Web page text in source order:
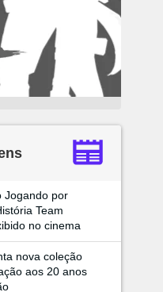
Jogando por
Team
no cinema
nova coleção
aos 20 anos